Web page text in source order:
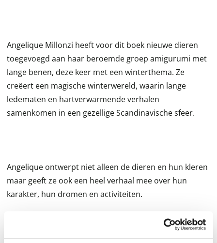
Angelique Millonzi heeft voor dit boek nieuwe dieren
toegevoegd aan haar beroemde groep amigurumi met
lange benen, deze keer met een winterthema. Ze
creëert een magische winterwereld, waarin lange
ledematen en hartverwarmende verhalen
samenkomen in een gezellige Scandinavische sfeer.
Angelique ontwerpt niet alleen de dieren en hun kleren
maar geeft ze ook een heel verhaal mee over hun
karakter, hun dromen en activiteiten.